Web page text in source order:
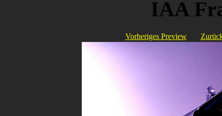
IAA
Vorheriges Preview